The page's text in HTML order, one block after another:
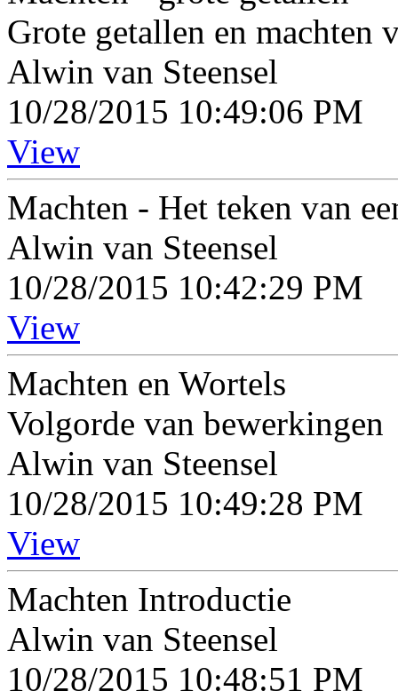
Grote getallen en machten
Alwin van Steensel
10/28/2015 10:49:06 PM
View
Machten - Het teken van
Alwin van Steensel
10/28/2015 10:42:29 PM
View
Machten en Wortels
Volgorde van bewerkingen
Alwin van Steensel
10/28/2015 10:49:28 PM
View
Machten Introductie
Alwin van Steensel
10/28/2015 10:48:51 PM